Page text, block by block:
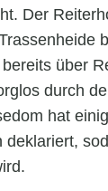
Der
über
durch
hat
deklariert,